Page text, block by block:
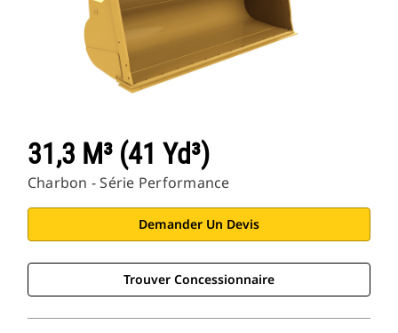
31,3 M³ (41 Yd³)
Charbon - Série Performance
Demander Un Devis
Trouver Concessionnaire